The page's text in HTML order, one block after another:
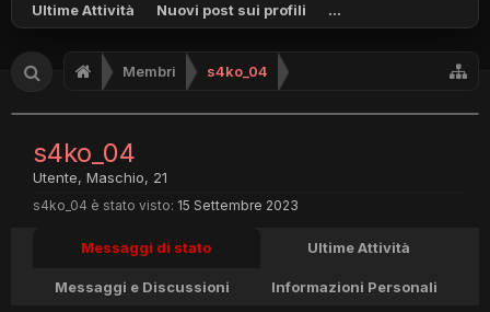
Ultime Attività Nuovi post sui profili ...
Membri s4ko_04
s4ko_04
Utente, Maschio, 21
s4ko_04 è stato visto: 15 Settembre 2023
Messaggi di stato Ultime Attività
Messaggi e Discussioni Informazioni Personali